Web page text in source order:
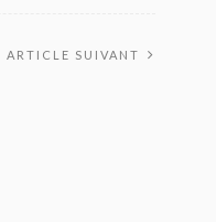
ARTICLE SUIVANT